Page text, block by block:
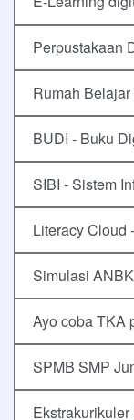
Perpustakaan
Rumah
BUDI - Buku
SIBI - Sistem
Literacy Cloud
Simulasi
Ayo coba TKA
SPMB SMP